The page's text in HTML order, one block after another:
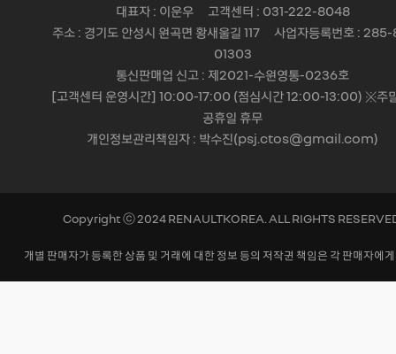
대표자 : 이운우 고객센터 : 031-222-8048
주소 : 경기도 안성시 원곡면 황새울길 117 사업자등록번호 :
01303
통신판매업 신고 : 제2021-수원영통-0236호
[고객센터 운영시간] 10:00-17:00 (점심시간 12:00-13:00) ※주
공휴일 휴무
개인정보관리책임자 : 박수진(psj.ctos@gmail.com)
Copyright ⓒ 2024 RENAULTKOREA. ALL RIGHTS
개별 판매자가 등록한 상품 및 거래에 대한 정보 등의 저작권 책임은 각 판매자에